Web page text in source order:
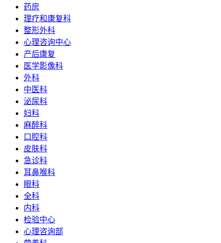
药房
理疗和康复科
整形外科
心理咨询中心
产后康复
医学影像科
外科
中医科
泌尿科
妇科
麻醉科
口腔科
皮肤科
急诊科
耳鼻喉科
眼科
全科
内科
检验中心
心理咨询部